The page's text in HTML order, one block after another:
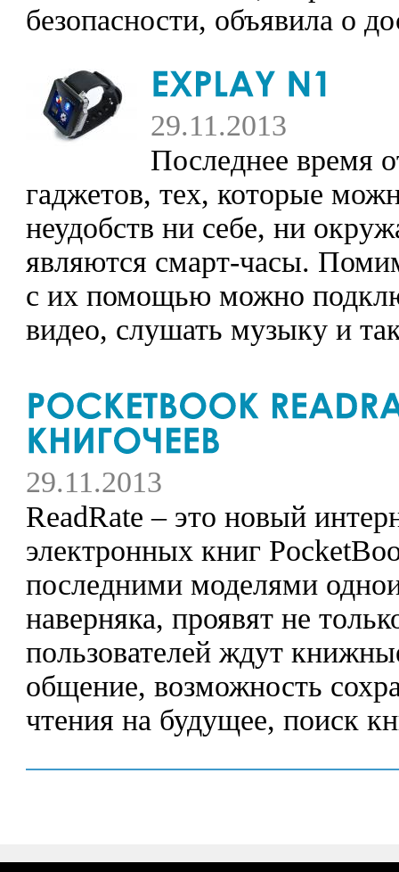
безопасности, объявила о
29.11.2013
Последнее время
гаджетов, тех, которые
неудобств ни себе, ни
являются смарт-часы.
с их помощью можно
видео, слушать музыку и
29.11.2013
ReadRate – это новый
электронных книг
последними моделями
наверняка, проявят не
пользователей ждут
общение, возможность
чтения на будущее, поиск